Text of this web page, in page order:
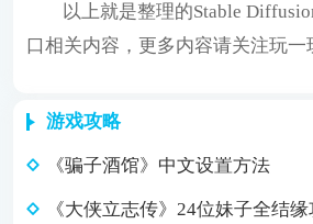
以上就是整理的Stable
口相关内容，更多内容请关注玩一
游戏攻略
《骗子酒馆》中文设置方法
《大侠立志传》24位妹子全结缘